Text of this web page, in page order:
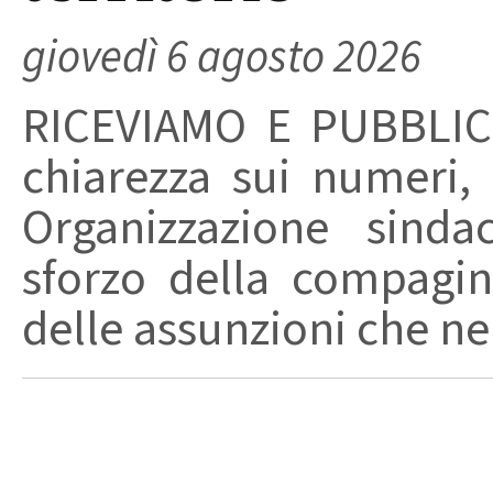
giovedì 6 agosto 2026
RICEVIAMO E
chiarezza sui
Organizzazione
sforzo della
delle assunzioni che